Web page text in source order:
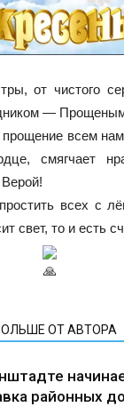
от чистого
—
всем
смягчает
всех с
свет, то и есть
ОТ АВТОРА
районных